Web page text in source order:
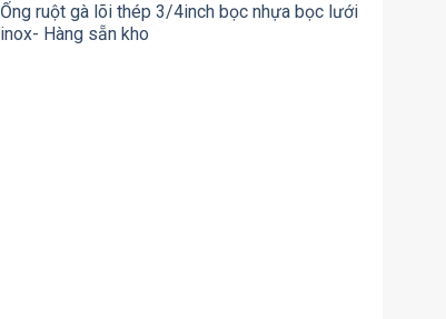
Ống ruột gà lõi thép 3/4inch bọc nhựa bọc lưới
inox- Hàng sẵn kho